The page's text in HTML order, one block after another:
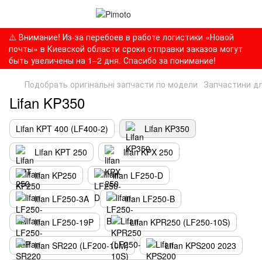
⚠️ Внимание! Из-за перебоев в работе логистики «Новой
почты» в Киевской области сроки отправки заказов могут
быть увеличены на 1–2 дня. Спасибо за понимание!
Подобрать оригінальні запчасти по модели Запчастини
Lifan KP350
Lifan KPT 400 (LF400-2)
Lifan KP350
Lifan KPT 250
lifan KPX 250
lifan KP250
lifan LF250-D
lifan LF250-3A
lifan LF250-B
lifan LF250-19P
Lifan KPR250 (LF250-10S)
lifan SR220 (LF200-10M)
Lifan KPS200 2023